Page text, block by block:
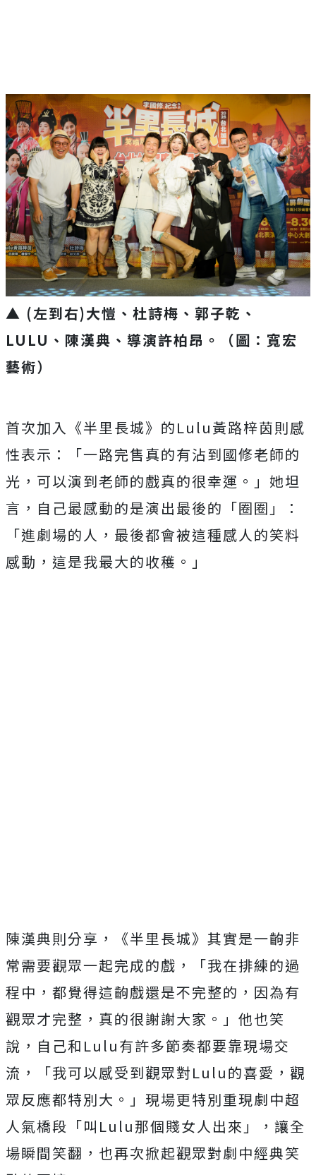
▲ (左到右)大愷、杜詩梅、郭子乾、
LULU、陳漢典、導演許柏昂。（圖：寬宏
藝術）
首次加入《半里長城》的Lulu黃路梓茵則感
性表示：「一路完售真的有沾到國修老師的
光，可以演到老師的戲真的很幸運。」她坦
言，自己最感動的是演出最後的「圈圈」：
「進劇場的人，最後都會被這種感人的笑料
感動，這是我最大的收穫。」
陳漢典則分享，《半里長城》其實是一齣非
常需要觀眾一起完成的戲，「我在排練的過
程中，都覺得這齣戲還是不完整的，因為有
觀眾才完整，真的很謝謝大家。」他也笑
說，自己和 Lulu有許多節奏都要靠現場交
流，「我可以感受到觀眾對Lulu的喜愛，觀
眾反應都特別大。」現場更特別重現劇中超
人氣橋段「叫 Lulu那個賤女人出來」，讓全
場瞬間笑翻，也再次掀起觀眾對劇中經典笑